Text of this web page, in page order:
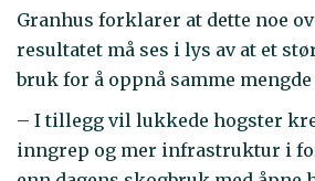
Granhus forklarer at dette noe
resultatet må ses i lys av at et
bruk for å oppnå samme
– I tillegg vil lukkede hogster
inngrep og mer infrastruktur i